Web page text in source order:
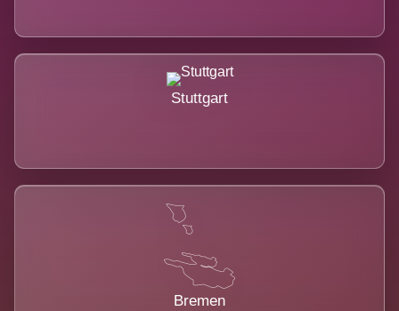
Stuttgart
Bremen